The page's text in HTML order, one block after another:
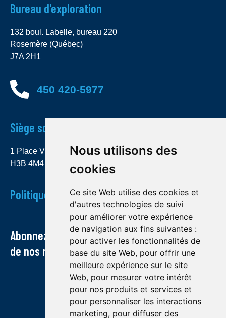
Nous utilisons des
cookies
Ce site Web utilise des cookies et
d'autres technologies de suivi
pour améliorer votre expérience
de navigation aux fins suivantes :
pour activer les fonctionnalités de
base du site Web, pour offrir une
meilleure expérience sur le site
Web, pour mesurer votre intérêt
pour nos produits et services et
pour personnaliser les interactions
marketing, pour diffuser des
Bureau d'exploration
132 boul. Labelle, bureau 220
Rosemère (Québec)
J7A 2H1
450 420-5977
Siège social
1 Place Ville Marie, bureau 4000 Montréal (Québec)
H3B 4M4
Politique de confidentialité
Abonnez-vous à notre infolettre et recevez
de nos nouvelles par courriel